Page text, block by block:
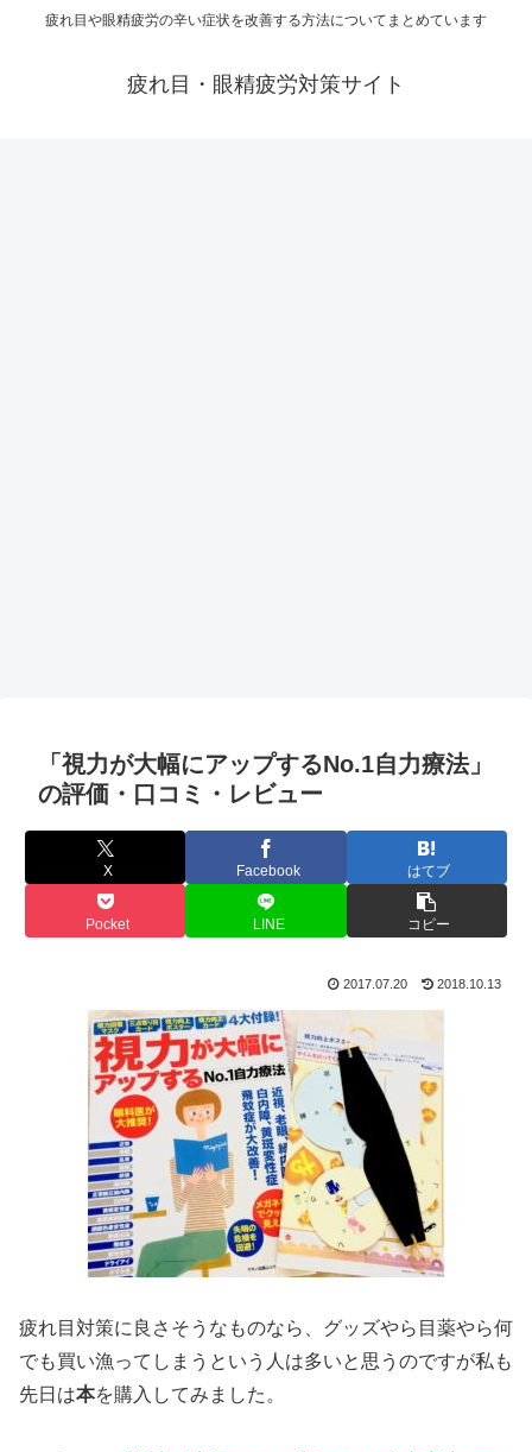
疲れ目や眼精疲労の辛い症状を改善する方法についてまとめています
疲れ目・眼精疲労対策サイト
「視力が大幅にアップするNo.1自力療法」
の評価・口コミ・レビュー
X Facebook はてブ
Pocket LINE コピー
2017.07.20 2018.10.13
疲れ目対策に良さそうなものなら、グッズやら目薬やら何
でも買い漁ってしまうという人は多いと思うのですが私も
先日は本を購入してみました。